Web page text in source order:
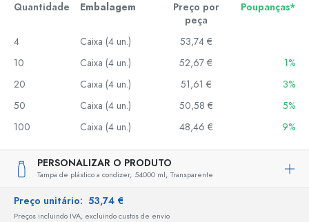
Quantidade Embalagem
Preço por
peça
Poupanças*
4 Caixa (4 un.)
53,74 €
10
Caixa (4 un.) 52,67 €
1%
20
Caixa (4 un.) 51,61 €
3%
50
Caixa (4 un.) 50,58 €
5%
100
Caixa (4 un.) 48,46 € 9%
PERSONALIZAR O PRODUTO
Tampa de plástico a condizer, 54000 ml, Transparente
Preço unitário: 53,74 €
Preços incluindo IVA, excluindo custos de envio